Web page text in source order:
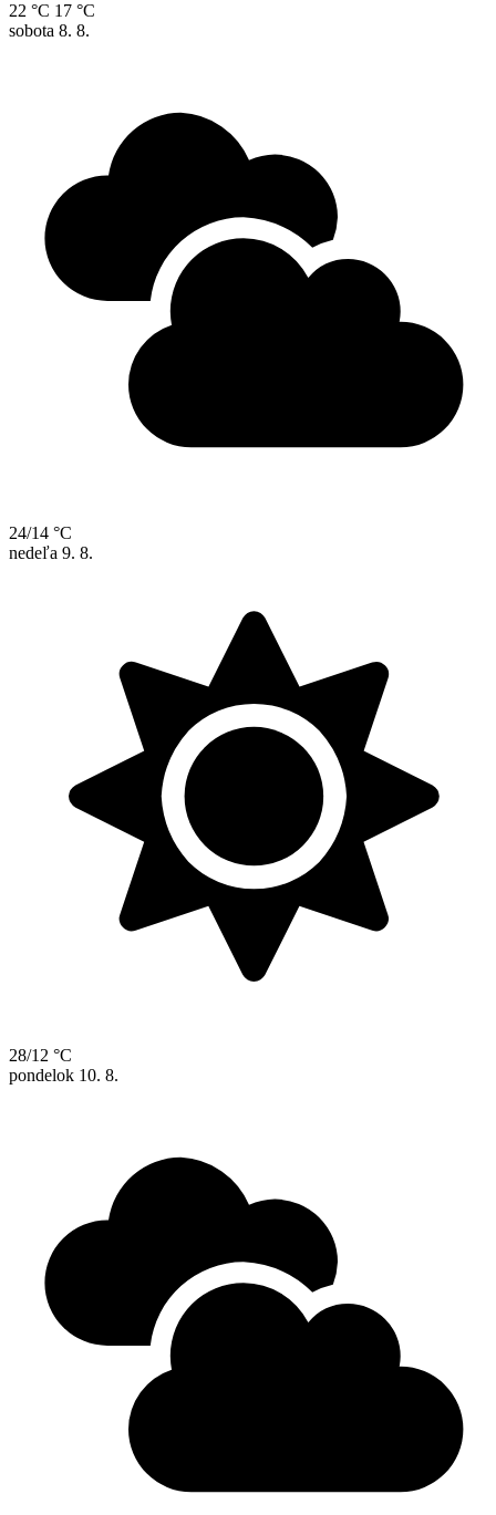
22 °C 17 °C
sobota 8. 8.
24/14 °C
nedeľa 9. 8.
28/12 °C
pondelok 10. 8.